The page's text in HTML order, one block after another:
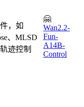
，如
、MLSD
迹控制
🤗
Wan2.2-
Fun-
A14B-
Control